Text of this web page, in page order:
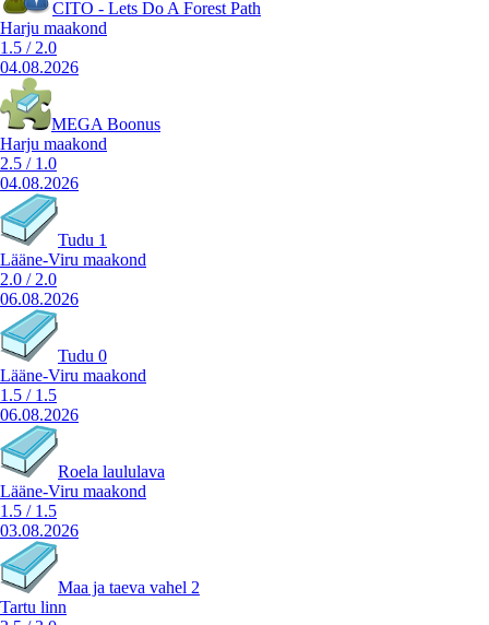
CITO - Lets Do A Forest Path
Harju maakond
1.5 / 2.0
04.08.2026
MEGA Boonus
Harju maakond
2.5 / 1.0
04.08.2026
Tudu 1
Lääne-Viru maakond
2.0 / 2.0
06.08.2026
Tudu 0
Lääne-Viru maakond
1.5 / 1.5
06.08.2026
Roela laululava
Lääne-Viru maakond
1.5 / 1.5
03.08.2026
Maa ja taeva vahel 2
Tartu linn